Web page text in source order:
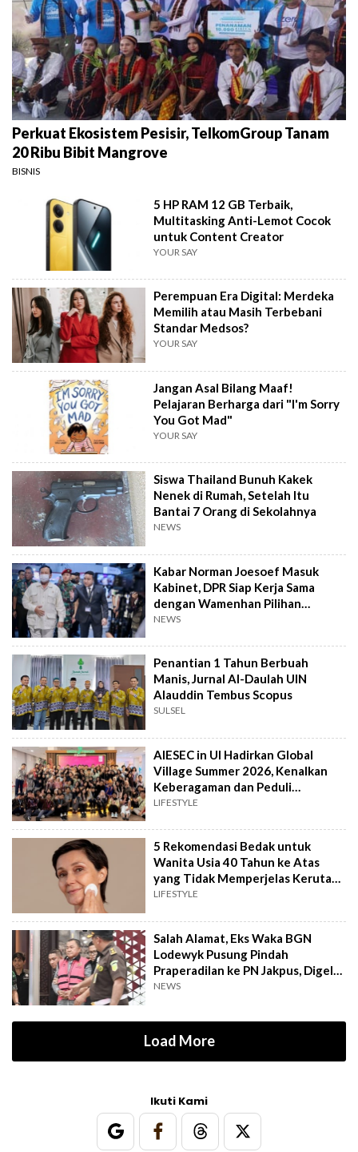
Perkuat Ekosistem Pesisir, TelkomGroup Tanam
20 Ribu Bibit Mangrove
BISNIS
5 HP RAM 12 GB Terbaik,
Multitasking Anti-Lemot Cocok
untuk Content Creator
YOUR SAY
Perempuan Era Digital: Merdeka
Memilih atau Masih Terbebani
Standar Medsos?
YOUR SAY
Jangan Asal Bilang Maaf!
Pelajaran Berharga dari "I'm Sorry
You Got Mad"
YOUR SAY
Siswa Thailand Bunuh Kakek
Nenek di Rumah, Setelah Itu
Bantai 7 Orang di Sekolahnya
NEWS
Kabar Norman Joesoef Masuk
Kabinet, DPR Siap Kerja Sama
dengan Wamenhan Pilihan
Prabowo
NEWS
Penantian 1 Tahun Berbuah
Manis, Jurnal Al-Daulah UIN
Alauddin Tembus Scopus
SULSEL
AIESEC in UI Hadirkan Global
Village Summer 2026, Kenalkan
Keberagaman dan Peduli
Lingkungan
LIFESTYLE
5 Rekomendasi Bedak untuk
Wanita Usia 40 Tahun ke Atas
yang Tidak Memperjelas Kerutan
sesuai Review
LIFESTYLE
Salah Alamat, Eks Waka BGN
Lodewyk Pusung Pindah
Praperadilan ke PN Jakpus, Digelar
12 Agustus
NEWS
Load More
Ikuti Kami